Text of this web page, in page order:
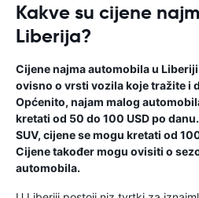
Kakve su cijene
Liberija?
Cijene najma automobila u
ovisno o vrsti vozila koje tražite i
Općenito, najam malog
kretati od 50 do 100 USD po
SUV, cijene se mogu kretati od
Cijene također mogu ovisiti o
automobila.